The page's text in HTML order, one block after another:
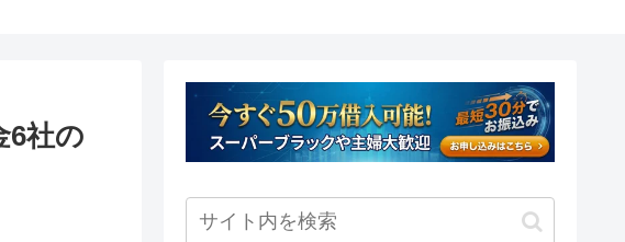
6社の